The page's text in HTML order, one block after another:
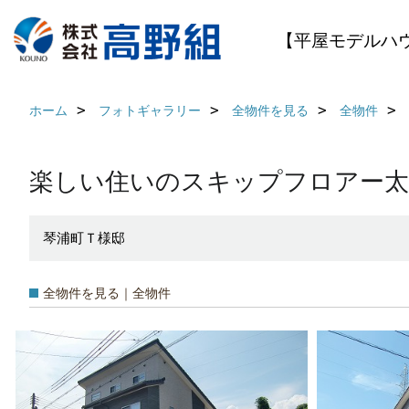
【平屋モデル
ホーム フォトギャラリー 全物件を見る 全物件
楽しい住いのスキップフロアー
琴浦町Ｔ様邸
全物件を見る｜全物件